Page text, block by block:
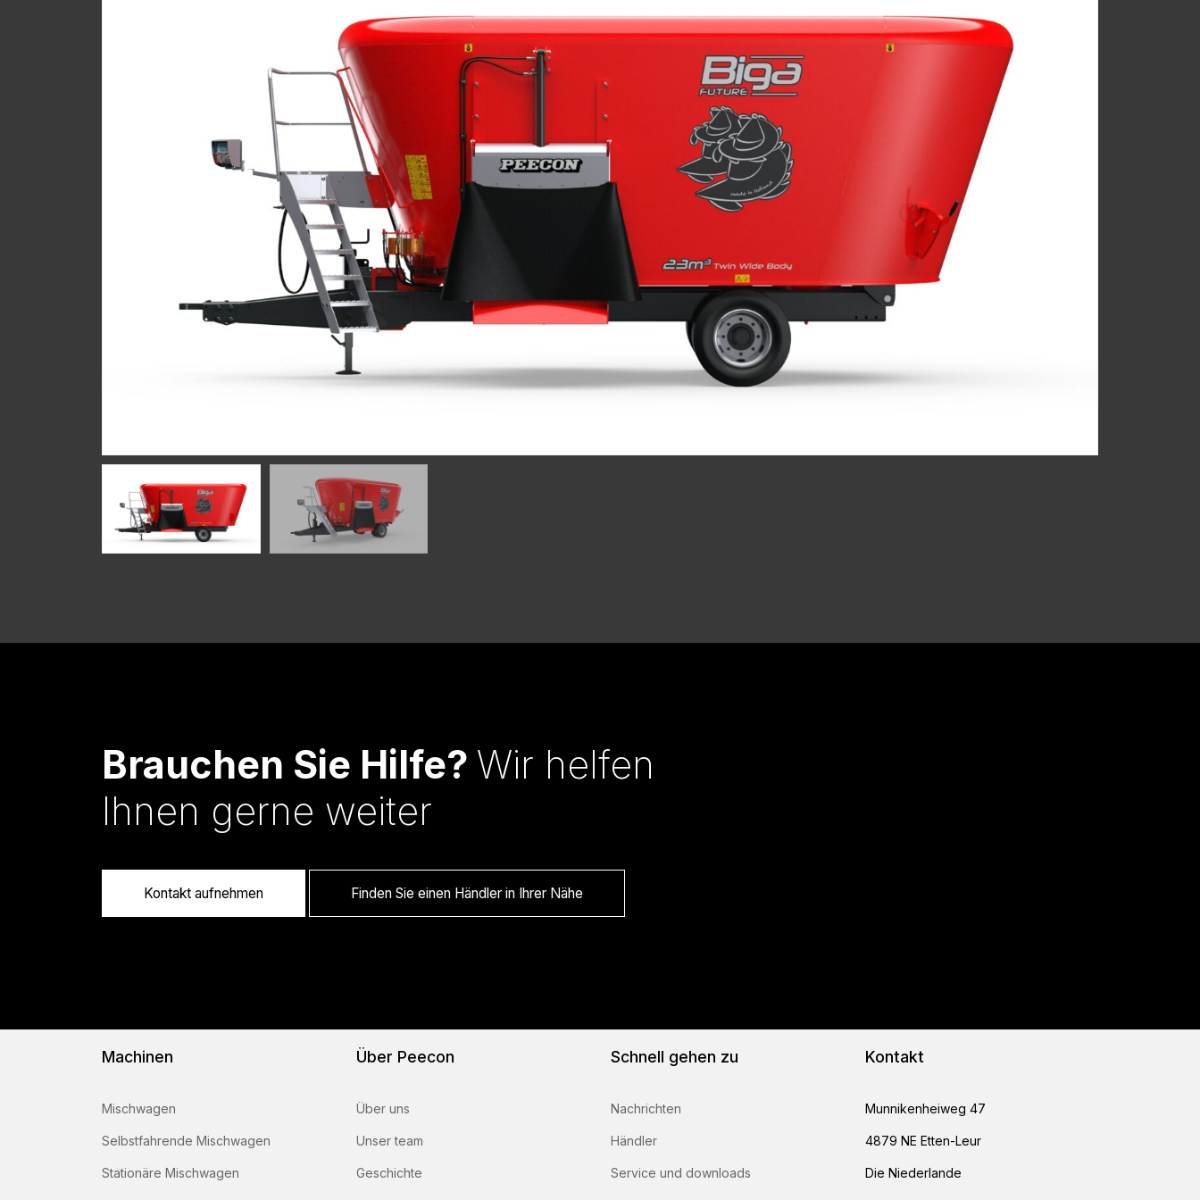
Brauchen Sie Hilfe? Wir helfen
Ihnen gerne weiter
Kontakt aufnehmen Finden Sie einen Händler in Ihrer Nähe
Machinen
Mischwagen
Selbstfahrende Mischwagen
Stationäre Mischwagen
Über Peecon
Über uns
Unser team
Geschichte
Schnell gehen zu
Nachrichten
Händler
Service und downloads
Kontakt
Munnikenheiweg 47
4879 NE Etten-Leur
Die Niederlande